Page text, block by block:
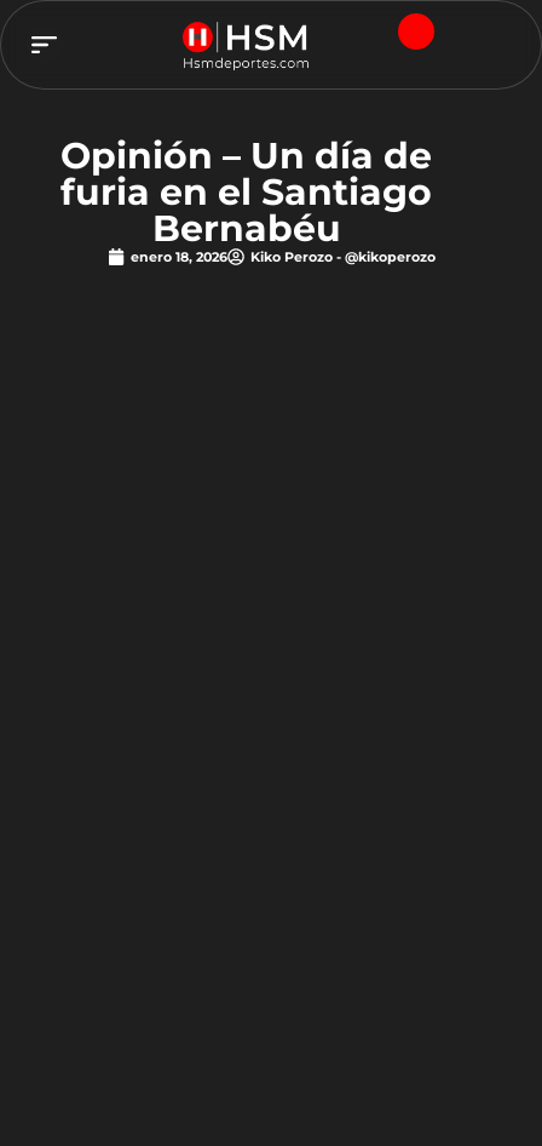
Opinión – Un día de
furia en el Santiago
Bernabéu
enero 18, 2026 Kiko Perozo - @kikoperozo